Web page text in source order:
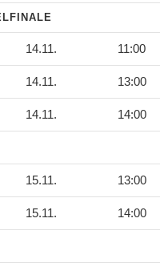
14.11. 11:00
14.11. 13:00
14.11. 14:00
15.11. 13:00
15.11. 14:00